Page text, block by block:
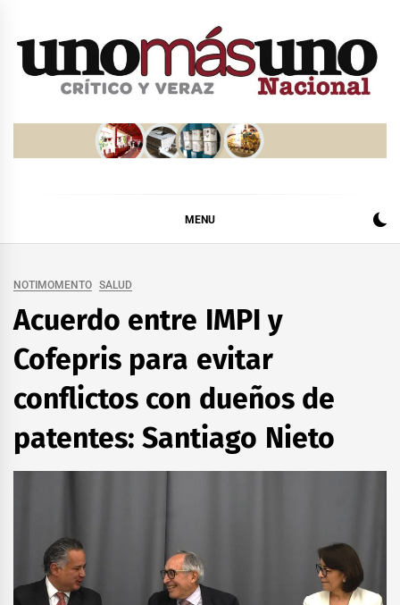
MENU
NOTIMOMENTO SALUD
Acuerdo entre IMPI y
Cofepris para evitar
conflictos con dueños de
patentes: Santiago Nieto